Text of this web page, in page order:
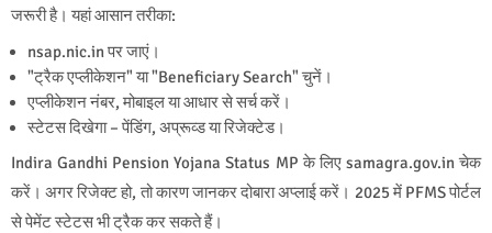
जरूरी है। यहां आसान तरीका:
nsap.nic.in पर जाएं।
"ट्रैक एप्लीकेशन" या "Beneficiary Search" चुनें।
एप्लीकेशन नंबर, मोबाइल या आधार से सर्च करें।
स्टेटस दिखेगा – पेंडिंग, अप्रूव्ड या रिजेक्टेड।
Indira Gandhi Pension Yojana Status MP के लिए samagra.gov.in चेक
करें। अगर रिजेक्ट हो, तो कारण जानकर दोबारा अप्लाई करें। 2025 में PFMS पोर्टल
से पेमेंट स्टेटस भी ट्रैक कर सकते हैं।